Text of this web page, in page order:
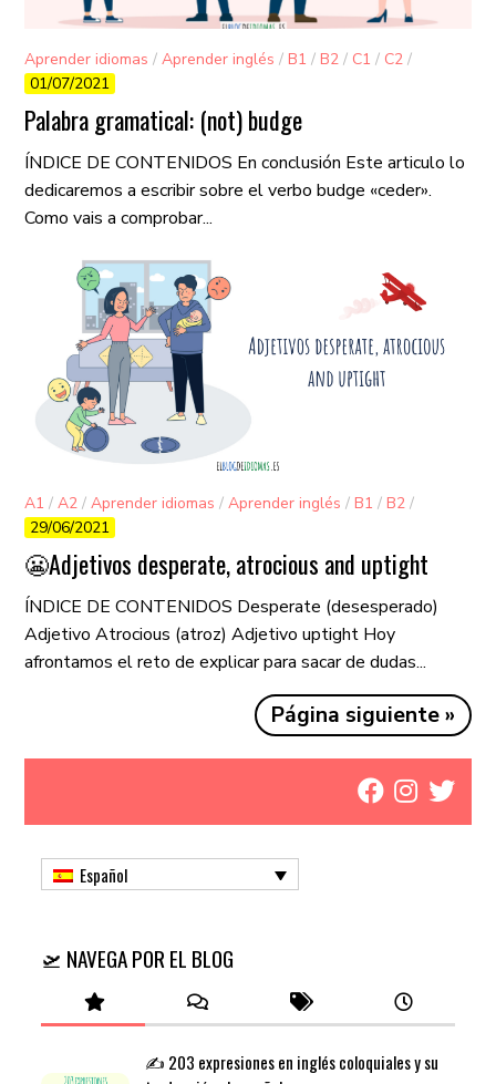
Aprender idiomas /Aprender inglés /B1 /B2 / C1 / C2 /
Gramática/
01/07/2021
Palabra gramatical: (not) budge
ÍNDICE DE CONTENIDOS En conclusión Este articulo lo
dedicaremos a escribir sobre el verbo budge «ceder».
Como vais a comprobar...
A1 /A2 /Aprender idiomas /Aprender inglés /B1 /B2 /
C1/C2/Gramática
29/06/2021
😬Adjetivos desperate, atrocious and uptight
ÍNDICE DE CONTENIDOS Desperate (desesperado)
Adjetivo Atrocious (atroz) Adjetivo uptight Hoy
afrontamos el reto de explicar para sacar de dudas...
Página siguiente »
Español
🛫 NAVEGA POR EL BLOG
✍️ 203 expresiones en inglés coloquiales y su